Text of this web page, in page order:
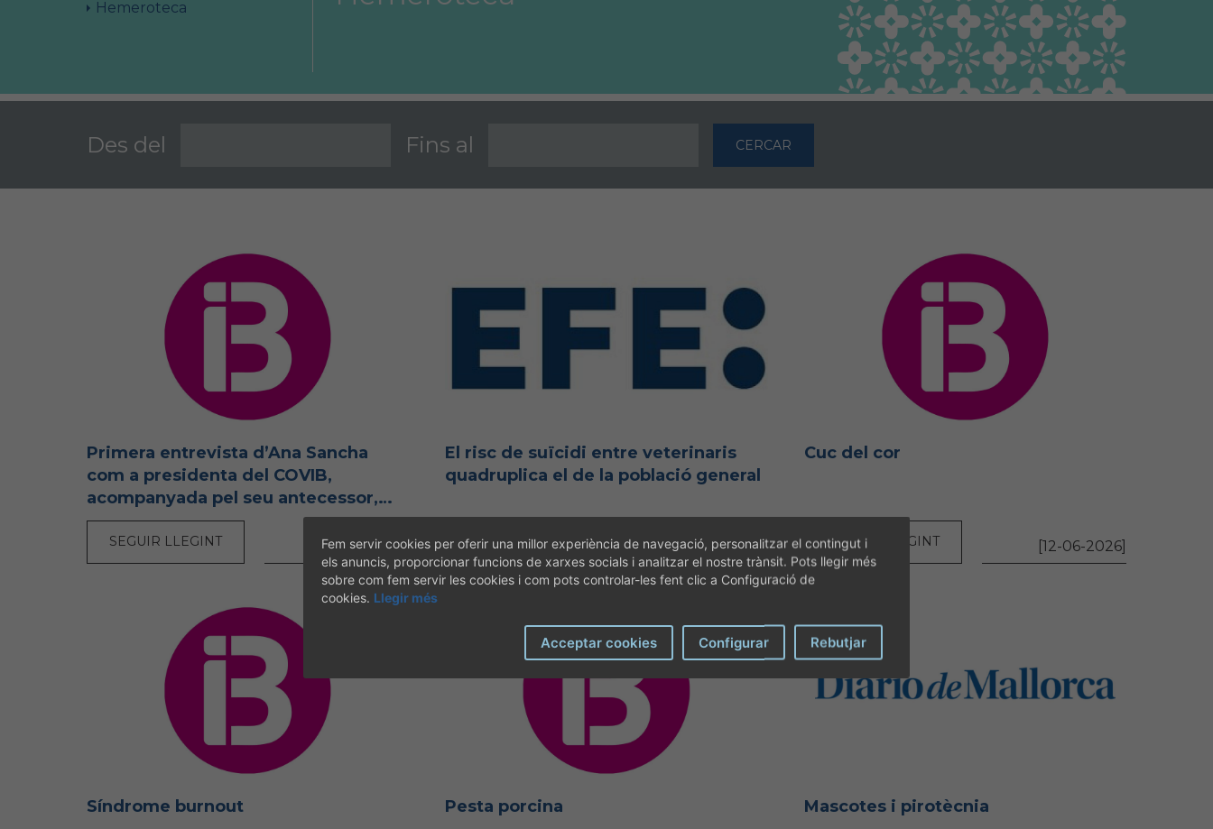
Àrea col·legial
Salut animal i salut
pública
Hemeroteca
Des del Fins al CERCAR
Primera entrevista d’Ana Sancha
com a presidenta del COVIB,
acompanyada pel seu antecessor,
Ramon García
SEGUIR LLEGINT [11-07-2026]
El risc de suïcidi entre veterinaris
quadruplica el de la població general
SEGUIR LLEGINT [26-06-2026]
Cuc del cor
SEGUIR LLEGINT [12-06-2026]
Síndrome burnout Pesta porcina Mascotes i pirotècnia
Fem servir cookies per oferir una millor experiència de navegació, personalitzar el contingut i
els anuncis, proporcionar funcions de xarxes socials i analitzar el nostre trànsit. Pots llegir més
sobre com fem servir les cookies i com pots controlar-les fent clic a Configuració de
cookies. Llegir més
Acceptar cookies Configurar Rebutjar